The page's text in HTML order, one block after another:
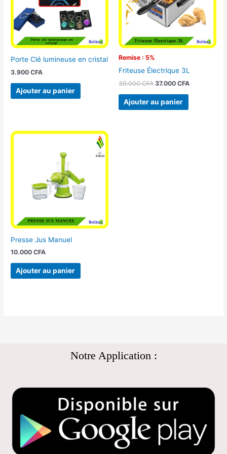
Porte Clé lumineuse en cristal
3.900CFA
Ajouter au panier
Remise : 5%
Friteuse Électrique 3L
39.000CFA 37.000 CFA
Ajouter au panier
Presse Jus Manuel
10.000CFA
Ajouter au panier
Notre Application :